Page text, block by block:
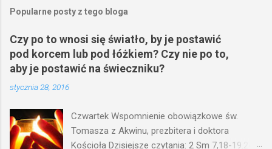
Popularne posty z tego bloga
Czy po to wnosi się światło, by je postawić
pod korcem lub pod łóżkiem? Czy nie po to,
aby je postawić na świeczniku?
stycznia 28, 2016
Czwartek Wspomnienie obowiązkowe św.
Tomasza z Akwinu, prezbitera i doktora
Kościoła Dzisiejsze czytania: 2 Sm 7,18-19.24-